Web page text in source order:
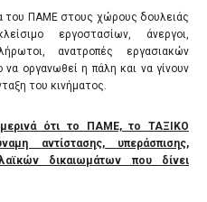
του ΠΑΜΕ στους χώρους δουλειάς
εργοστασίων, άνεργοι,
ανατροπές εργασιακών
οργανωθεί η πάλη και να γίνουν
του κινήματος.
ότι το ΠΑΜΕ, το ΤΑΞΙΚΟ
αντίστασης, υπεράσπισης,
δικαιωμάτων που δίνει